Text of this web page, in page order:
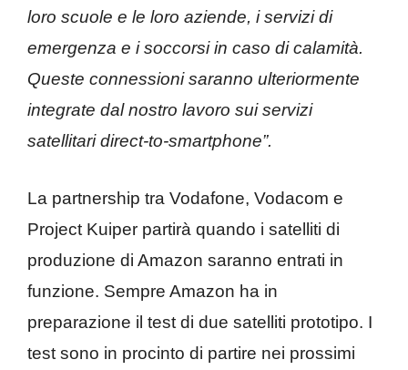
loro scuole e le loro aziende, i servizi di
emergenza e i soccorsi in caso di calamità.
Queste connessioni saranno ulteriormente
integrate dal nostro lavoro sui servizi
satellitari direct-to-smartphone”.
La partnership tra Vodafone, Vodacom e
Project Kuiper partirà quando i satelliti di
produzione di Amazon saranno entrati in
funzione. Sempre Amazon ha in
preparazione il test di due satelliti prototipo. I
test sono in procinto di partire nei prossimi